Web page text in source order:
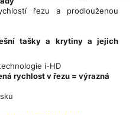
řezu a prodlouženou
tašky a krytiny a jejich
i-HD
rychlost v řezu = výrazná